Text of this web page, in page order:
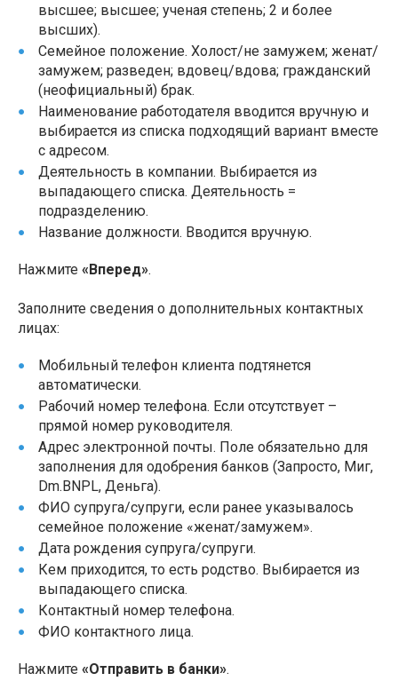
высшее; высшее; ученая степень; 2 и более
высших).
Семейное положение. Холост/не замужем; женат/
замужем; разведен; вдовец/вдова; гражданский
(неофициальный) брак.
Наименование работодателя вводится вручную и
выбирается из списка подходящий вариант вместе
с адресом.
Деятельность в компании. Выбирается из
выпадающего списка. Деятельность =
подразделению.
Название должности. Вводится вручную.
Нажмите «Вперед».
Заполните сведения о дополнительных контактных
лицах:
Мобильный телефон клиента подтянется
автоматически.
Рабочий номер телефона. Если отсутствует –
прямой номер руководителя.
Адрес электронной почты. Поле обязательно для
заполнения для одобрения банков (Запросто, Миг,
Dm.BNPL, Деньга).
ФИО супруга/супруги, если ранее указывалось
семейное положение «женат/замужем».
Дата рождения супруга/супруги.
Кем приходится, то есть родство. Выбирается из
выпадающего списка.
Контактный номер телефона.
ФИО контактного лица.
Нажмите «Отправить в банки».